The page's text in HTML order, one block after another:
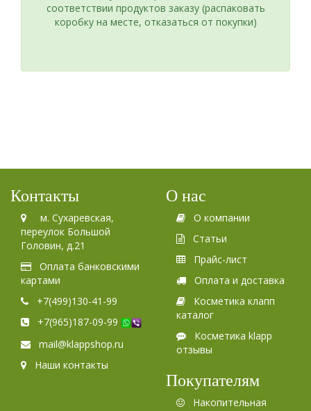
соответствии продуктов заказу (распаковать
коробку на месте, отказаться от покупки)
Контакты
м. Сухаревская,
переулок Большой
Головин, д.21
Оплата банковскими
картами
+7(499)130-41-99
+7(965)187-09-99
mail@klappshop.ru
Наши контакты
О нас
О компании
Статьи
Прайс-лист
Оплата и доставка
Косметика клапп
каталог
Косметика klapp
отзывы
Покупателям
Накопительная